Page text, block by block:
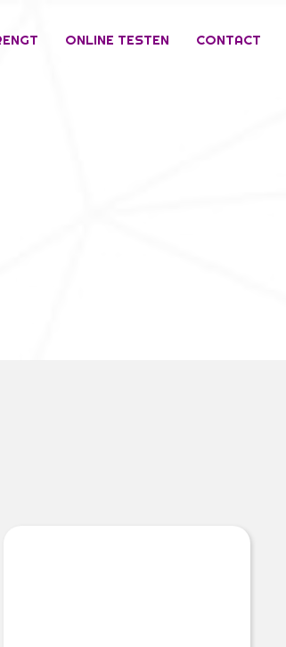
ONLINE TESTEN CONTACT